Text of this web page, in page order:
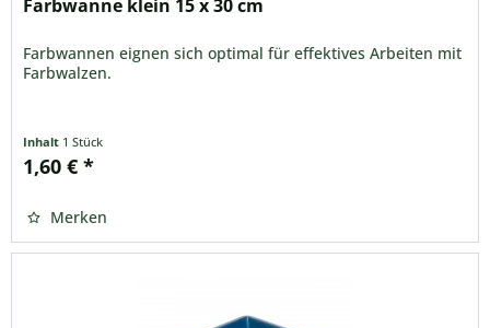
Farbwanne klein 15 x 30 cm
Farbwannen eignen sich optimal für effektives Arbeiten mit
Farbwalzen.
Inhalt 1 Stück
1,60 € *
Merken